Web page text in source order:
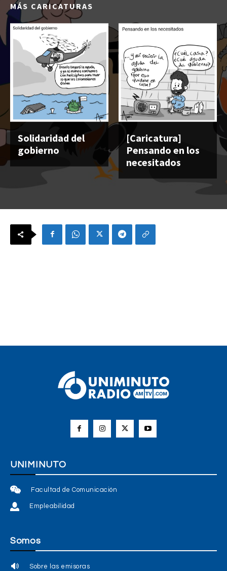
MÁS CARICATURAS
Solidaridad del
gobierno
[Caricatura]
Pensando en los
necesitados
UNIMINUTO
Facultad de Comunicación
Empleabilidad
Somos
Sobre las emisoras